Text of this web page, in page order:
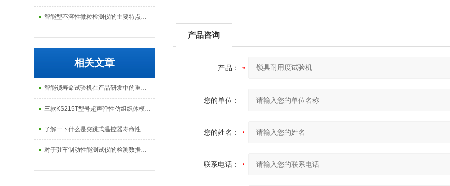
智能型不溶性微粒检测仪的主要特点及基本工作流程介绍
相关文章
智能锁寿命试验机在产品研发中的重要性
三款KS215T型号超声弹性仿组织体模说明
了解一下什么是突跳式温控器寿命性能测试台吧
对于驻车制动性能测试仪的检测数据该如何处理呢？
产品咨询
产品：
您的单位：
您的姓名：
联系电话：